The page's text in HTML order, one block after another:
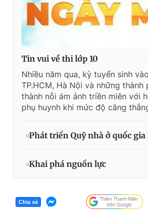
Tin vui về thi lớp 10
Nhiều năm qua, kỳ tuyển sinh
TP.HCM, Hà Nội và những
thành nỗi ám ảnh triền miên với
phụ huynh khi mức độ căng
Phát triển Quỹ nhà ở quốc gia
Khai phá nguồn lực
Chia sẻ